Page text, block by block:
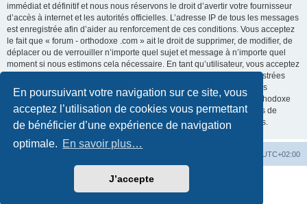
En poursuivant votre navigation sur ce site, vous
acceptez l’utilisation de cookies vous permettant
de bénéficier d’une expérience de navigation
optimale. En savoir plus…
J’accepte
immédiat et définitif et nous nous réservons le droit d’avertir votre fournisseur
d’accès à internet et les autorités officielles. L’adresse IP de tous les messages
est enregistrée afin d’aider au renforcement de ces conditions. Vous acceptez
le fait que « forum - orthodoxe .com » ait le droit de supprimer, de modifier, de
déplacer ou de verrouiller n’importe quel sujet et message à n’importe quel
moment si nous estimons cela nécessaire. En tant qu’utilisateur, vous acceptez
que toutes les informations que vous avez renseignées soient enregistrées
dans notre base de données. Bien que ces informations ne seront pas
diffusées à une tierce partie sans votre consentement, ni « forum - orthodoxe
.com », ni phpBB, ne pourront être tenus comme responsables en cas de
tentative de piratage informatique visant à compromettre vos données.
UTC+02:00
phpBB® Forum Software © phpBB Limited
©